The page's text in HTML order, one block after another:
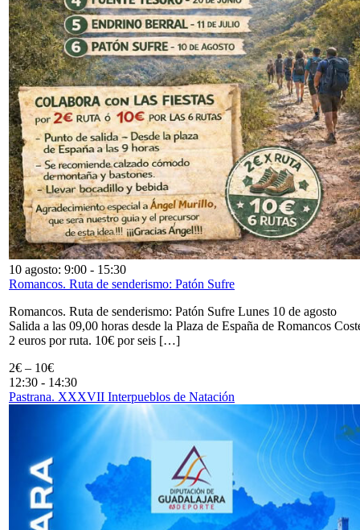
10 agosto: 9:00 - 15:30
Romancos. Ruta de senderismo: Patón Sufre
Romancos. Ruta de senderismo: Patón Sufre Lunes 10 de agosto
Salida a las 09,00 horas desde la Plaza de España de Romancos
2 euros por ruta. 10€ por seis […]
2€ – 10€
12:30 - 14:30
Pastrana. XXXVII Interpueblos de Natación